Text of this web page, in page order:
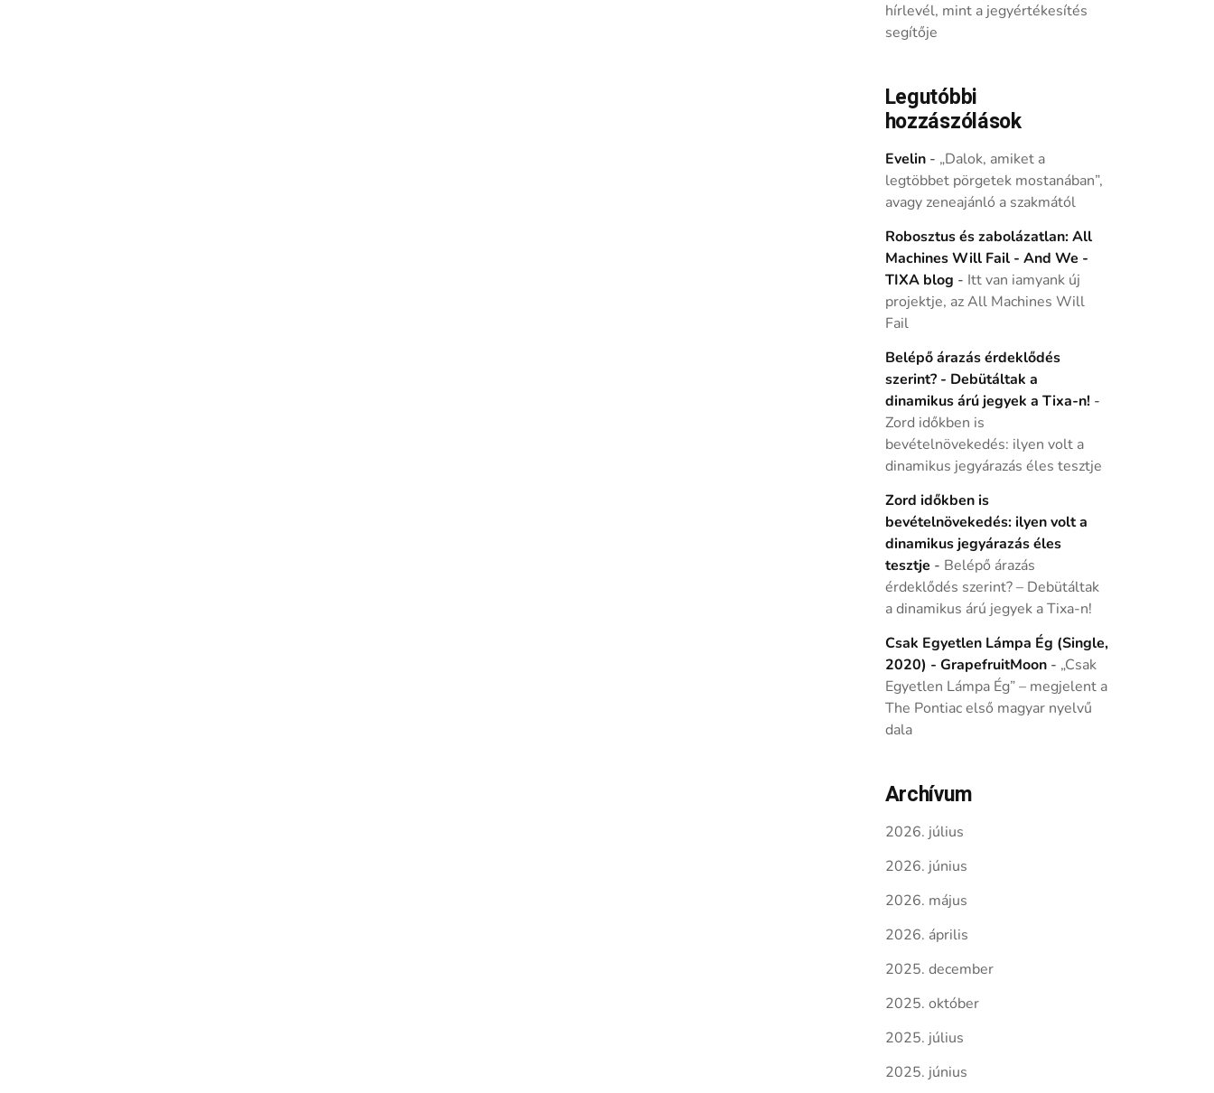
hírlevél, mint a jegyértékesítés
segítője
Legutóbbi
hozzászólások
Evelin- „Dalok, amiket a
legtöbbet pörgetek mostanában”,
avagy zeneajánló a szakmától
Robosztus és zabolázatlan: All
Machines Will Fail - And We -
TIXA blog - Itt van iamyank új
projektje, az All Machines Will
Fail
Belépő árazás érdeklődés
szerint? - Debütáltak a
dinamikus árú jegyek a Tixa-n! -
Zord időkben is
bevételnövekedés: ilyen volt a
dinamikus jegyárazás éles tesztje
Zord időkben is
bevételnövekedés: ilyen volt a
dinamikus jegyárazás éles
tesztje - Belépő árazás
érdeklődés szerint? – Debütáltak
a dinamikus árú jegyek a Tixa-n!
Csak Egyetlen Lámpa Ég (Single,
2020) - GrapefruitMoon- „Csak
Egyetlen Lámpa Ég” – megjelent a
The Pontiac első magyar nyelvű
dala
Archívum
2026. július
2026. június
2026. május
2026. április
2025. december
2025. október
2025. július
2025. június